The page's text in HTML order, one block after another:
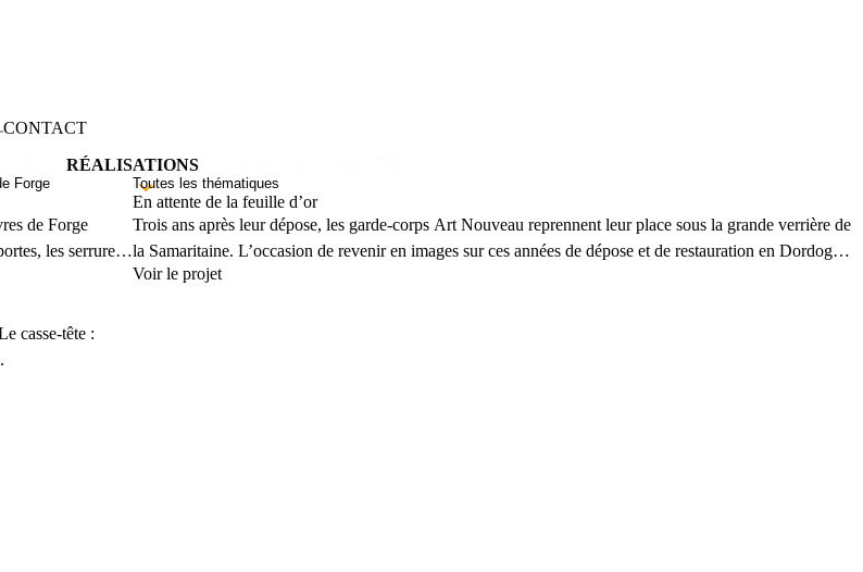
CONTACT
RÉALISATIONS
de Forge
les serrures
sur
En attente de la feuille d’or
Trois ans après leur dépose, les garde-corps Art Nouveau reprennent leur place sous la grande verrière de
la Samaritaine. L’occasion de revenir en images sur ces années de dépose et de restauration en Dordogne
chez AOF (Atelier d’Oeuvres de Forge). Dernière étape à venir : la dorure des feuilles de marronniers qui
Voir le projet
casse-tête :